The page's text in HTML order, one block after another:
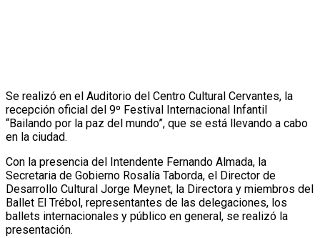
Se realizó en el Auditorio del Centro Cultural Cervantes, la
recepción oficial del 9º Festival Internacional Infantil
“Bailando por la paz del mundo”, que se está llevando a cabo
en la ciudad.
Con la presencia del Intendente Fernando Almada, la
Secretaria de Gobierno Rosalía Taborda, el Director de
Desarrollo Cultural Jorge Meynet, la Directora y miembros del
Ballet El Trébol, representantes de las delegaciones, los
ballets internacionales y público en general, se realizó la
presentación.